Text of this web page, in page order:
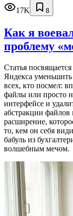
17K
8
Как я
проблему
Статья
Яндекса уменьшить
всех, кто посмел:
файлы или просто
интерфейсе и
абстракции
расширение,
то, кем он себя
бабуль из
волшебным мечом.